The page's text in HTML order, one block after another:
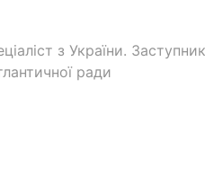
з України.
ради